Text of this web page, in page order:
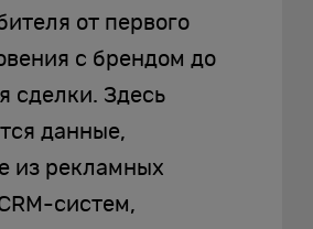
от первого
с брендом до
сделки. Здесь
данные,
из рекламных
систем,